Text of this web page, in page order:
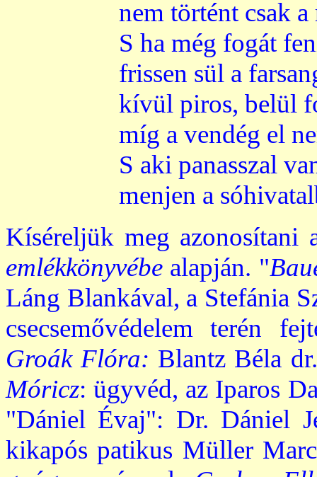
nem történt csak
S ha még fogát
frissen sül a
kívül piros, belül
míg a vendég el
S aki panasszal
menjen a
Kíséreljük meg
emlékkönyvébe alapján. "
Láng Blankával, a Stefánia
csecsemővédelem terén
Groák Flóra: Blantz Béla
Móricz: ügyvéd, az Iparos
"Dániel Évaj": Dr. Dániel
kikapós patikus Müller